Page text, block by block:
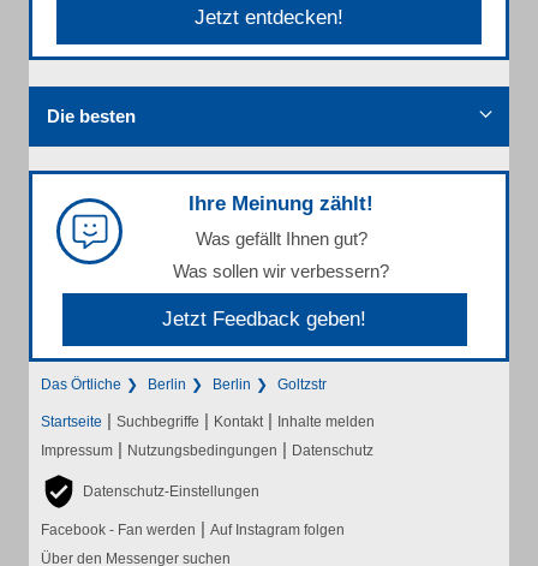
Jetzt entdecken!
Die besten
Ihre Meinung zählt!
Was gefällt Ihnen gut?
Was sollen wir verbessern?
Jetzt Feedback geben!
Das Örtliche Berlin Berlin Goltzstr
Startseite | Suchbegriffe | Kontakt | Inhalte melden
Impressum | Nutzungsbedingungen | Datenschutz
Datenschutz-Einstellungen
Facebook - Fan werden | Auf Instagram folgen
Über den Messenger suchen